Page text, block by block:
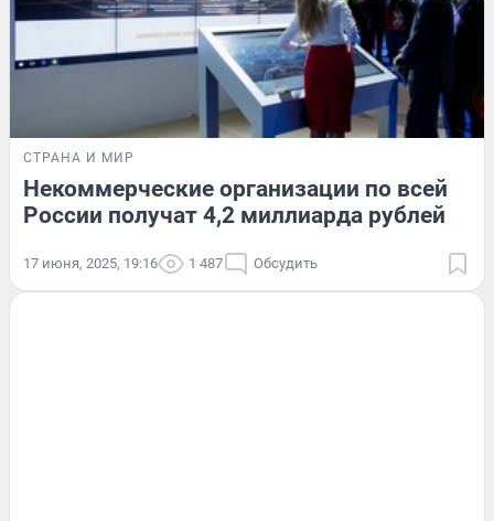
СТРАНА И МИР
Некоммерческие организации по всей
России получат 4,2 миллиарда рублей
17 июня, 2025, 19:16 1 487 Обсудить